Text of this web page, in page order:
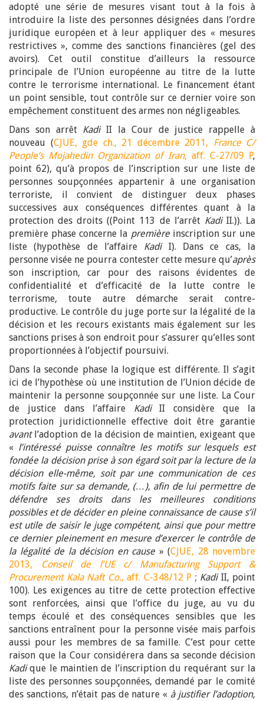
adopté une série de mesures visant tout à la fois à
introduire la liste des personnes désignées dans l’ordre
juridique européen et à leur appliquer des « mesures
restrictives », comme des sanctions financières (gel des
avoirs). Cet outil constitue d’ailleurs la ressource
principale de l’Union européenne au titre de la lutte
contre le terrorisme international. Le financement étant
un point sensible, tout contrôle sur ce dernier voire son
empêchement constituent des armes non négligeables.
Dans son arrêt KadiII la Cour de justice rappelle à
nouveau (CJUE, gde ch., 21 décembre 2011, France C/
People’s Mojahedin Organization of Iran, aff. C-27/09 P,
point 62), qu’à propos de l’inscription sur une liste de
personnes soupçonnées appartenir à une organisation
terroriste, il convient de distinguer deux phases
successives aux conséquences différentes quant à la
protection des droits ((Point 113 de l’arrêt Kadi II.)). La
première phase concerne la premièreinscription sur une
liste (hypothèse de l’affaire KadiI). Dans ce cas, la
personne visée ne pourra contester cette mesure qu’après
son inscription, car pour des raisons évidentes de
confidentialité et d’efficacité de la lutte contre le
terrorisme, toute autre démarche serait contre-
productive. Le contrôle du juge porte sur la légalité de la
décision et les recours existants mais également sur les
sanctions prises à son endroit pour s’assurer qu’elles sont
proportionnées à l’objectif poursuivi.
Dans la seconde phase la logique est différente. Il s’agit
ici de l’hypothèse où une institution de l’Union décide de
maintenir la personne soupçonnée sur une liste. La Cour
de justice dans l’affaire KadiII considère que la
protection juridictionnelle effective doit être garantie
avantl’adoption de la décision de maintien, exigeant que
« l’intéressé puisse connaître les motifs sur lesquels est
fondée la décision prise à son égard soit par la lecture de la
décision elle-même, soit par une communication de ces
motifs faite sur sa demande, (…), afin de lui permettre de
défendre ses droits dans les meilleures conditions
possibles et de décider en pleine connaissance de cause s’il
est utile de saisir le juge compétent, ainsi que pour mettre
ce dernier pleinement en mesure d’exercer le contrôle de
la légalité de la décision en cause» (CJUE, 28 novembre
2013,
Conseil de l’UE c/ Manufacturing Support &
Procurement Kala Naft Co., aff. C-348/12 P ; Kadi II, point
100). Les exigences au titre de cette protection effective
sont renforcées, ainsi que l’office du juge, au vu du
temps écoulé et des conséquences sensibles que les
sanctions entraînent pour la personne visée mais parfois
aussi pour les membres de sa famille. C’est pour cette
raison que la Cour considérera dans sa seconde décision
Kadique le maintien de l’inscription du requérant sur la
liste des personnes soupçonnées, demandé par le comité
des sanctions, n’était pas de nature « à justifier l’adoption,